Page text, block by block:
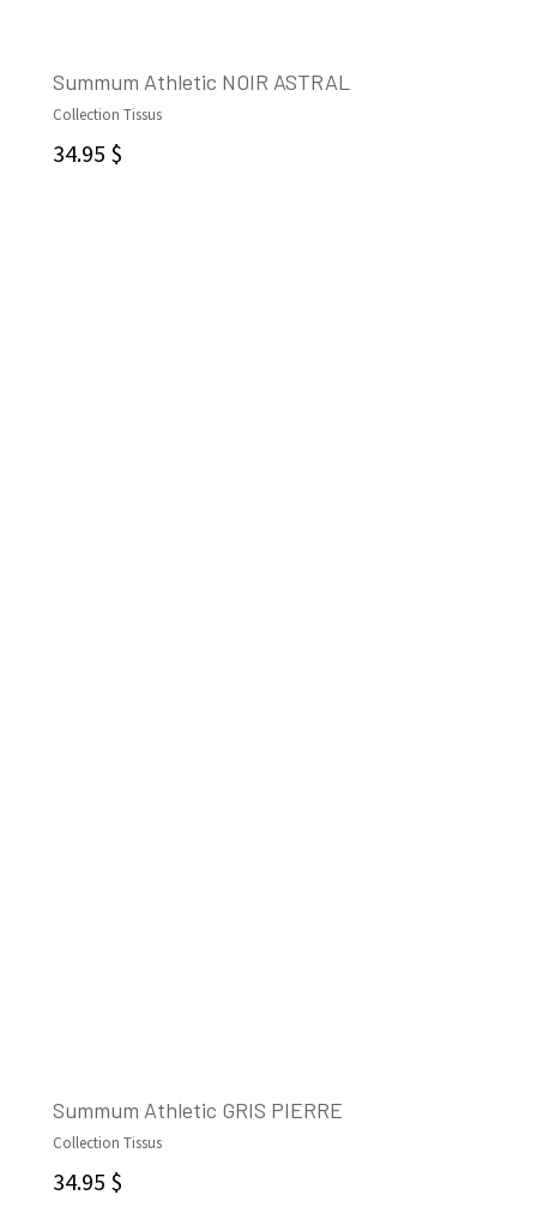
Summum Athletic NOIR ASTRAL
Collection Tissus
34.95 $
Summum Athletic GRIS PIERRE
Collection Tissus
34.95 $